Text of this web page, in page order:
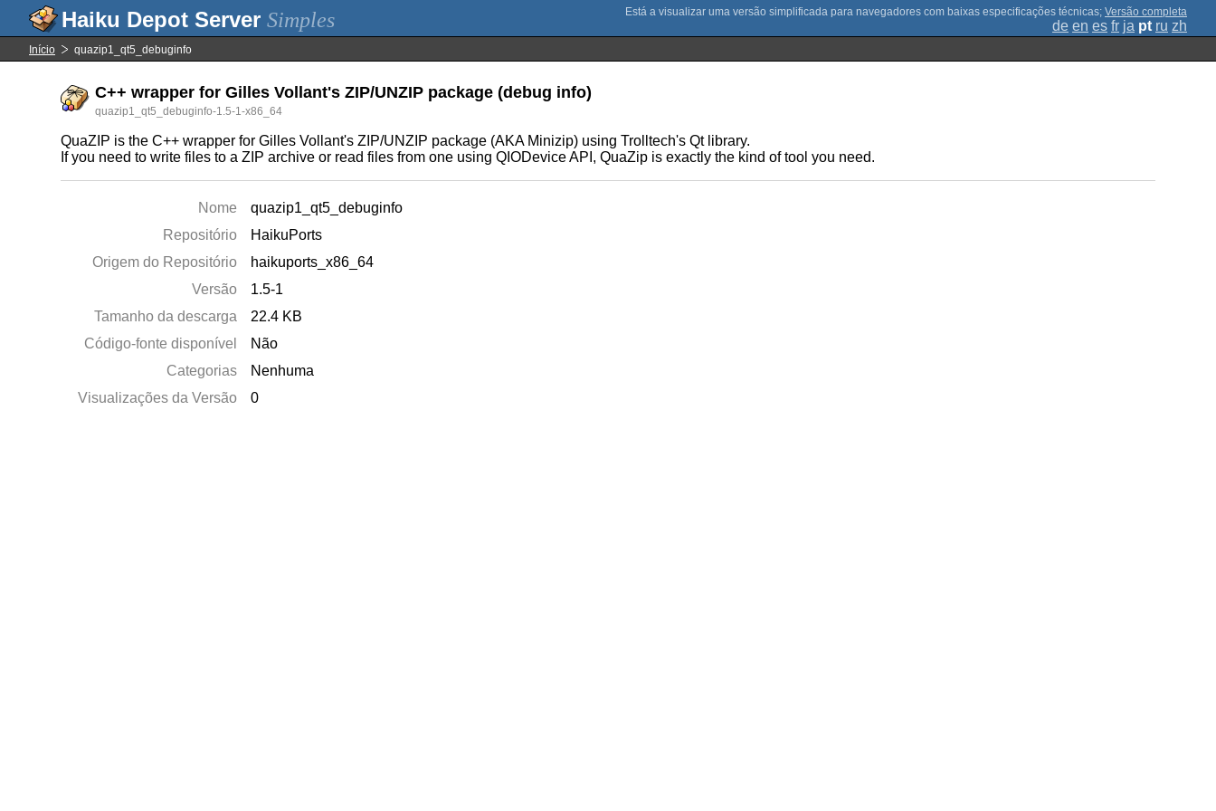
Simples ; Versão completa
de en es fr ja pt ru zh
Início quazip1_qt5_debuginfo
C++ wrapper for Gilles Vollant's ZIP/UNZIP package (debug info)
quazip1_qt5_debuginfo-1.5-1-x86_64
QuaZIP is the C++ wrapper for Gilles Vollant's ZIP/UNZIP package (AKA Minizip) using Trolltech's Qt library.
If you need to write files to a ZIP archive or read files from one using QIODevice API, QuaZip is exactly the kind of tool you need.
Nome
quazip1_qt5_debuginfo
Repositório
HaikuPorts
Origem do Repositório
haikuports_x86_64
Versão
1.5-1
Tamanho da descarga
22.4 KB
Código-fonte disponível
Não
Categorias
Nenhuma
Visualizações da Versão
0